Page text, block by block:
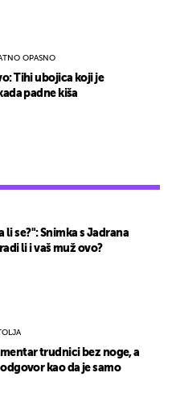
li se?": Snimka s Jadrana
li i vaš muž ovo?
trudnici bez noge, a
kao da je samo
OPASNO
Tihi ubojica koji je
padne kiša